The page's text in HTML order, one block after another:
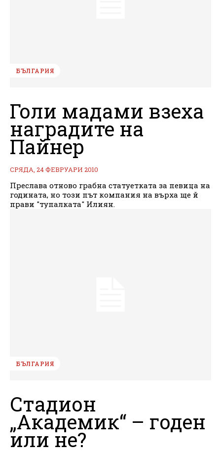
БЪЛГАРИЯ
Голи мадами взеха
наградите на
Пайнер
СРЯДА, 24 ФЕВРУАРИ 2010
Преслава отново грабна статуетката за певица на
годината, но този път компания на върха ще й
прави "тупалката" Илиян.
БЪЛГАРИЯ
Стадион
„Академик“ – годен
или не?